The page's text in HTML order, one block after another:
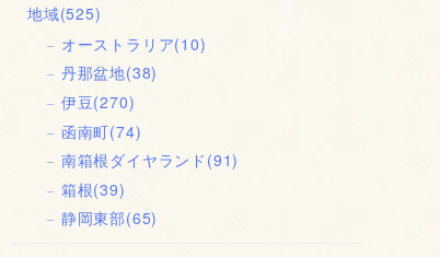
地域(525)
オーストラリア(10)
丹那盆地(38)
伊豆(270)
函南町(74)
南箱根ダイヤランド (91)
箱根(39)
静岡東部(65)